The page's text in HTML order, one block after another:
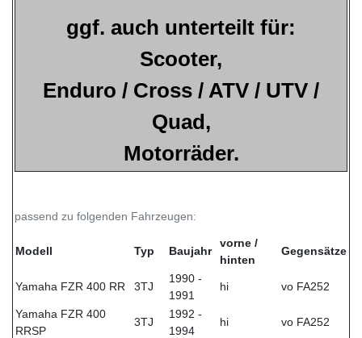
ggf. auch unterteilt für:
Scooter,
Enduro / Cross / ATV / UTV /
Quad,
Motorräder.
passend zu folgenden Fahrzeugen:
Modell Typ Baujahr
vorne /
hinten
Gegensätze
Yamaha FZR 400 RR 3TJ
1990 -
1991
hi vo FA252
Yamaha FZR 400
RRSP
3TJ
1992 -
1994
hi vo FA252